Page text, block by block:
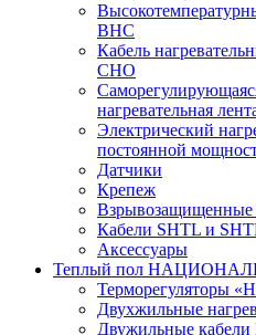
ВНС
Кабель
СНО
нагревательная
Электрический
постоянной
Датчики
Крепеж
Взрывозащищенные
Кабели SHTL и
Аксессуары
Теплый пол
Терморегуляторы
Двухжильные
Двужильные